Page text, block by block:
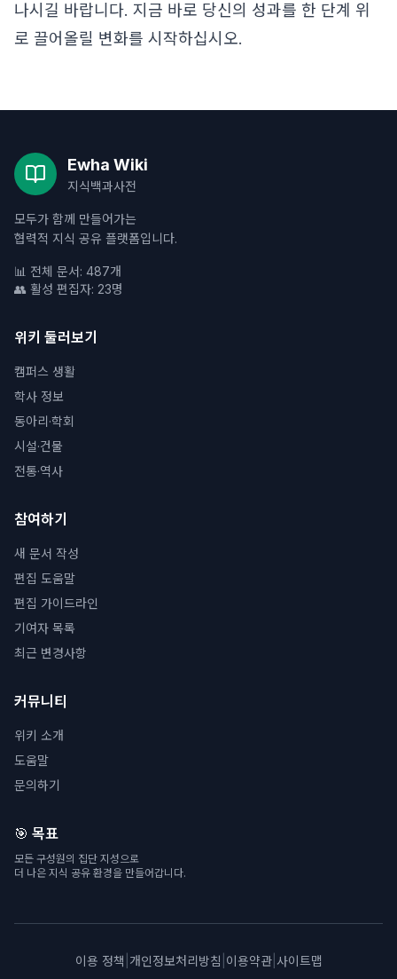
나시길 바랍니다. 지금 바로 당신의 성과를 한 단계 위
로 끌어올릴 변화를 시작하십시오.
Ewha Wiki
지식백과사전
모두가 함께 만들어가는
협력적 지식 공유 플랫폼입니다.
📊 전체 문서: 487개
👥 활성 편집자: 23명
위키 둘러보기
캠퍼스 생활
학사 정보
동아리·학회
시설·건물
전통·역사
참여하기
새 문서 작성
편집 도움말
편집 가이드라인
기여자 목록
최근 변경사항
커뮤니티
위키 소개
도움말
문의하기
🎯 목표
모든 구성원의 집단 지성으로
더 나은 지식 공유 환경을 만들어갑니다.
이용 정책 개인정보처리방침 이용약관| 사이트맵